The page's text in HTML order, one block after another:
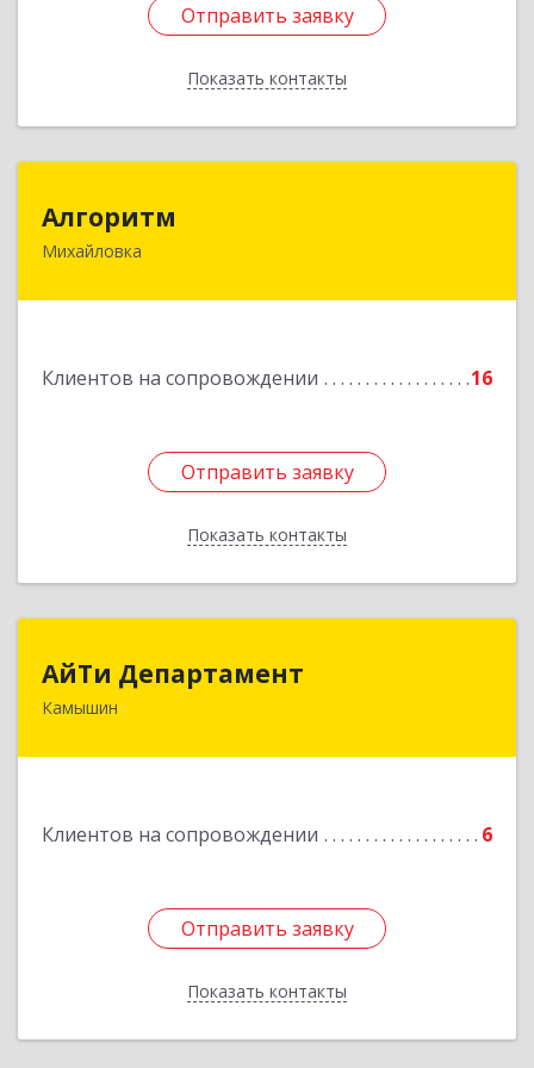
Отправить заявку
Показать контакты
Отправить заявку
Назад
Алгоритм
Михайловка
Клиентов на сопровождении 16
Отправить заявку
Показать контакты
Отправить заявку
Назад
АйТи Департамент
Камышин
Клиентов на сопровождении 6
Отправить заявку
Показать контакты
Отправить заявку
Назад